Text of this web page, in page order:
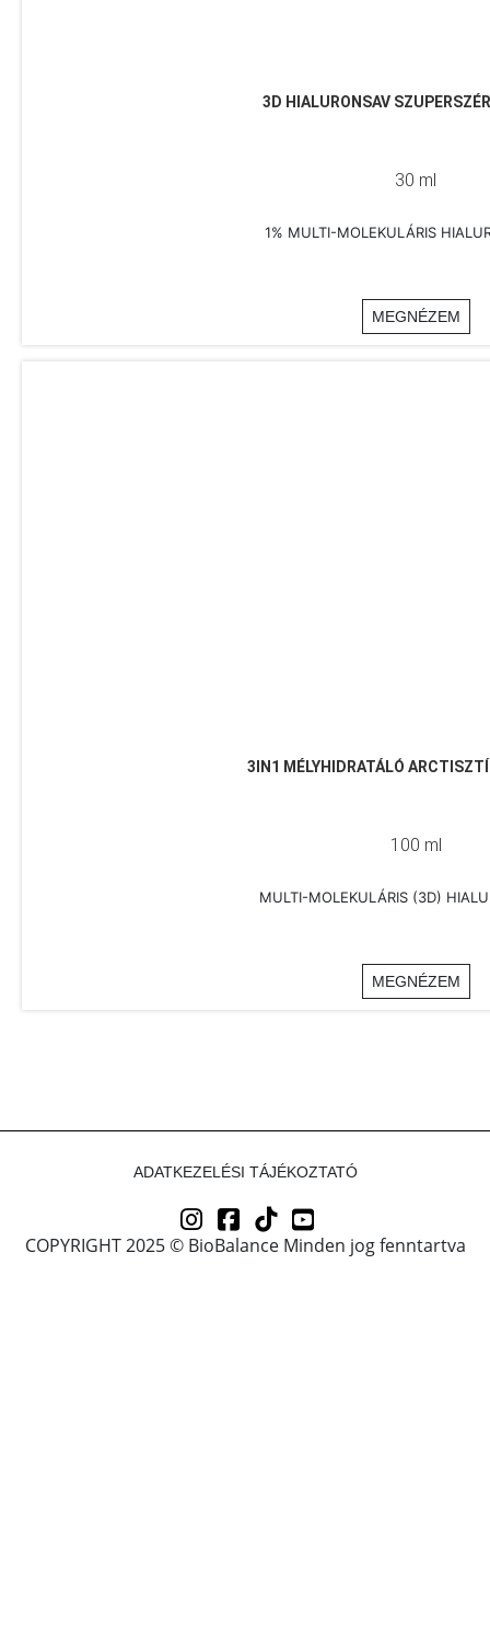
3D HIALURONSAV
30 ml
1% MULTI-MOLEKULÁRIS
MEGNÉZEM
3IN1 MÉLYHIDRATÁLÓ
100 ml
MULTI-MOLEKULÁRIS (3D)
MEGNÉZEM
ADATKEZELÉSI TÁJÉKOZTATÓ
COPYRIGHT 2025 © BioBalance Minden jog fenntartva